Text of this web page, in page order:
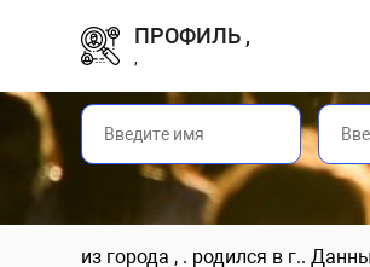
ПРОФИЛЬ ,
,
из города , . родился в г..